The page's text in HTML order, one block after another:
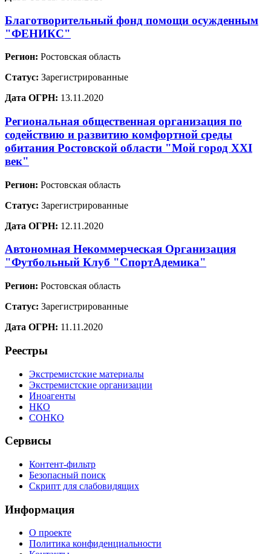
Благотворительный фонд помощи осужденным
"ФЕНИКС"
Регион: Ростовская область
Статус: Зарегистрированные
Дата ОГРН: 13.11.2020
Региональная общественная организация по
содействию и развитию комфортной среды
обитания Ростовской области "Мой город XXI
век"
Регион: Ростовская область
Статус: Зарегистрированные
Дата ОГРН: 12.11.2020
Автономная Некоммерческая Организация
"Футбольный Клуб "СпортАдемика"
Регион: Ростовская область
Статус: Зарегистрированные
Дата ОГРН: 11.11.2020
Реестры
Экстремистские материалы
Экстремистские организации
Иноагенты
НКО
СОНКО
Сервисы
Контент-фильтр
Безопасный поиск
Скрипт для слабовидящих
Информация
О проекте
Политика конфиденциальности